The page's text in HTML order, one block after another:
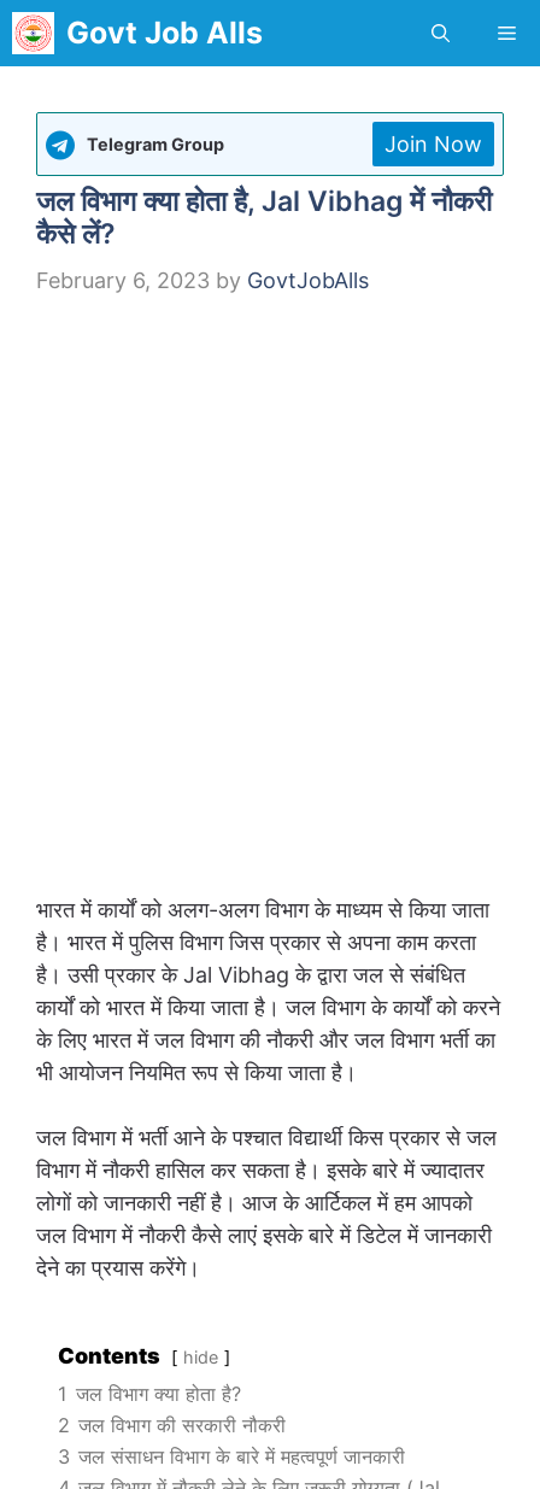
Skip
to
Govt Job Alls
Telegram Group Join Now
जल विभाग क्या होता है, Jal Vibhag में नौकरी
कैसे लें?
February 6, 2023 by GovtJobAlls
भारत में कार्यों को अलग-अलग विभाग के माध्यम से किया जाता
है। भारत में पुलिस विभाग जिस प्रकार से अपना काम करता
है। उसी प्रकार के Jal Vibhag के द्वारा जल से संबंधित
कार्यों को भारत में किया जाता है। जल विभाग के कार्यों को करने
के लिए भारत में जल विभाग की नौकरी और जल विभाग भर्ती का
भी आयोजन नियमित रूप से किया जाता है।
जल विभाग में भर्ती आने के पश्चात विद्यार्थी किस प्रकार से जल
विभाग में नौकरी हासिल कर सकता है। इसके बारे में ज्यादातर
लोगों को जानकारी नहीं है। आज के आर्टिकल में हम आपको
जल विभाग में नौकरी कैसे लाएं इसके बारे में डिटेल में जानकारी
देने का प्रयास करेंगे।
Contents hide
1 जल विभाग क्या होता है?
2 जल विभाग की सरकारी नौकरी
3 जल संसाधन विभाग के बारे में महत्वपूर्ण जानकारी